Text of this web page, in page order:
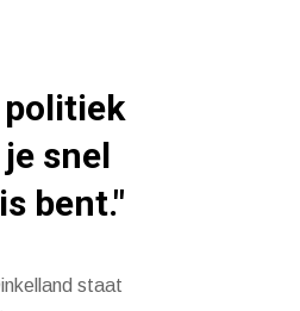
politiek
snel
bent."
staat